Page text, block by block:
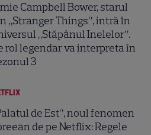
Campbell Bower, starul
„Stranger Things”, intră în
„Stăpânul Inelelor”.
rol legendar va interpreta în
3
de Est”, noul fenomen
de pe Netflix: Regele